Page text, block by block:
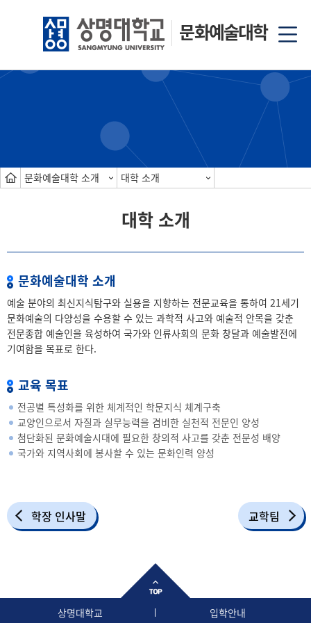
문화예술대학
문화예술대학 소개 대학 소개
대학 소개
문화예술대학 소개
예술 분야의 최신지식탐구와 실용을 지향하는 전문교육을 통하여 21세기
문화예술의 다양성을 수용할 수 있는 과학적 사고와 예술적 안목을 갖춘
전문종합 예술인을 육성하여 국가와 인류사회의 문화 창달과 예술발전에
기여함을 목표로 한다.
교육 목표
전공별 특성화를 위한 체계적인 학문지식 체계구축
교양인으로서 자질과 실무능력을 겸비한 실천적 전문인 양성
첨단화된 문화예술시대에 필요한 창의적 사고를 갖춘 전문성 배양
국가와 지역사회에 봉사할 수 있는 문화인력 양성
학장 인사말 교학팀
상명대학교 입학안내